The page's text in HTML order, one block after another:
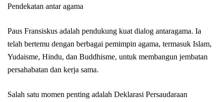
Pendekatan antar agama
Paus Fransiskus adalah pendukung kuat dialog antaragama. Ia
telah bertemu dengan berbagai pemimpin agama, termasuk Islam,
Yudaisme, Hindu, dan Buddhisme, untuk membangun jembatan
persahabatan dan kerja sama.
Salah satu momen penting adalah Deklarasi Persaudaraan